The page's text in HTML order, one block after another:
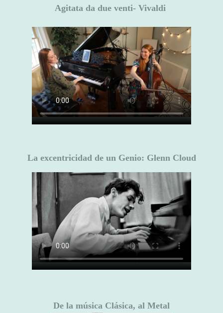
Agitata da due venti- Vivaldi
La excentricidad de un Genio: Glenn Cloud
De la música Clásica, al Metal